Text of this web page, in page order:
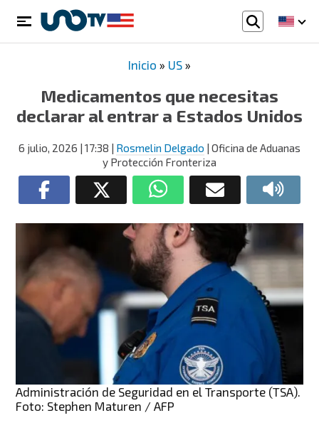
Inicio » US »
Medicamentos que necesitas
declarar al entrar a Estados Unidos
6 julio, 2026 | 17:38 | Rosmelin Delgado | Oficina de Aduanas
y Protección Fronteriza
Administración de Seguridad en el Transporte (TSA).
Foto: Stephen Maturen / AFP